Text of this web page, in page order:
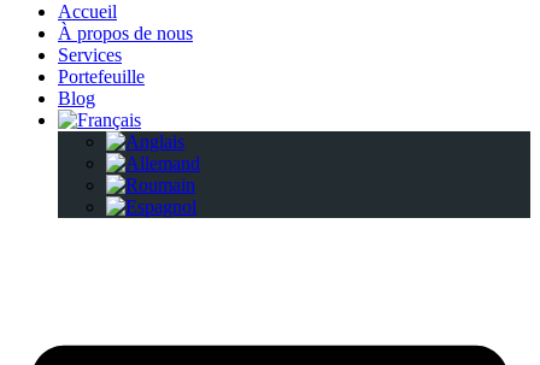
Accueil
À propos de nous
Services
Portefeuille
Blog